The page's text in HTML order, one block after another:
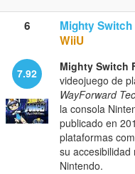
6
Mighty
WiiU
7.92 Mighty Switch
videojuego de
WayForward
la consola
publicado en
plataformas
su
Nintendo.